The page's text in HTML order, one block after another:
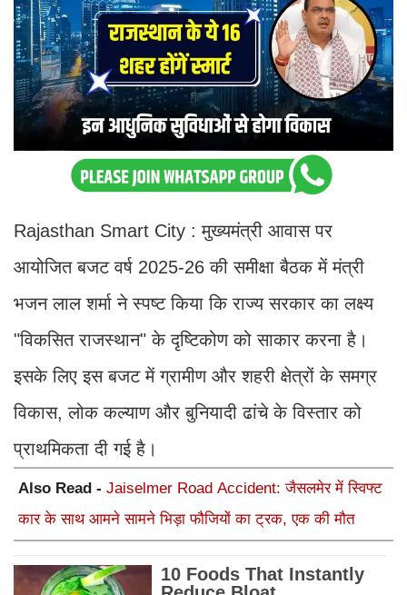
Rajasthan Smart City : मुख्यमंत्री आवास पर
आयोजित बजट वर्ष 2025-26 की समीक्षा बैठक में मंत्री
भजन लाल शर्मा ने स्पष्ट किया कि राज्य सरकार का लक्ष्य
"विकसित राजस्थान" के दृष्टिकोण को साकार करना है।
इसके लिए इस बजट में ग्रामीण और शहरी क्षेत्रों के समग्र
विकास, लोक कल्याण और बुनियादी ढांचे के विस्तार को
प्राथमिकता दी गई है।
Also Read - Jaiselmer Road Accident: जैसलमेर में स्विफ्ट
कार के साथ आमने सामने भिड़ा फौजियों का ट्रक, एक की मौत